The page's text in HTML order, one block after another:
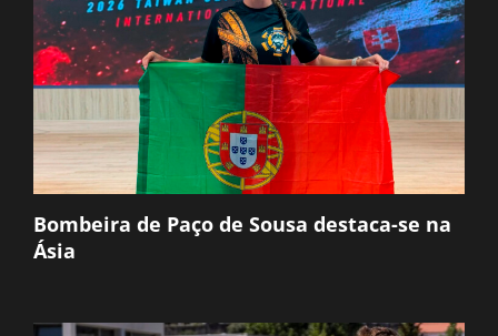
Bombeira de Paço de Sousa destaca-se na
Ásia